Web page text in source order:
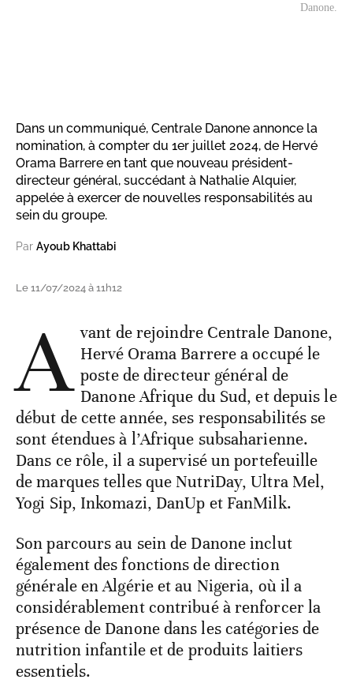
Danone.
Dans un communiqué, Centrale Danone annonce la
nomination, à compter du 1er juillet 2024, de Hervé
Orama Barrere en tant que nouveau président-
directeur général, succédant à Nathalie Alquier,
appelée à exercer de nouvelles responsabilités au
sein du groupe.
Par Ayoub Khattabi
Le 11/07/2024 à 11h12
A vant de rejoindre Centrale Danone,
Hervé Orama Barrere a occupé le
poste de directeur général de
Danone Afrique du Sud, et depuis le
début de cette année, ses responsabilités se
sont étendues à l’Afrique subsaharienne.
Dans ce rôle, il a supervisé un portefeuille
de marques telles que NutriDay, Ultra Mel,
Yogi Sip, Inkomazi, DanUp et FanMilk.
Son parcours au sein de Danone inclut
également des fonctions de direction
générale en Algérie et au Nigeria, où il a
considérablement contribué à renforcer la
présence de Danone dans les catégories de
nutrition infantile et de produits laitiers
essentiels.